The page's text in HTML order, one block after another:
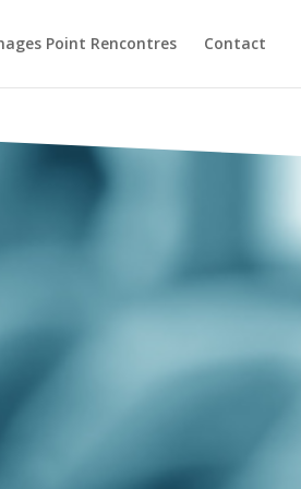
Point Rencontres Contact